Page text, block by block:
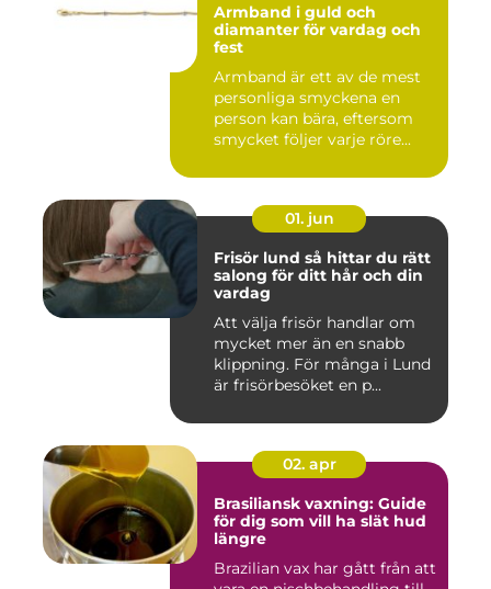
Armband i guld och
diamanter för vardag och
fest
Armband är ett av de mest
personliga smyckena en
person kan bära, eftersom
smycket följer varje röre...
01. jun
Frisör lund så hittar du rätt
salong för ditt hår och din
vardag
Att välja frisör handlar om
mycket mer än en snabb
klippning. För många i Lund
är frisörbesöket en p...
02. apr
Brasiliansk vaxning: Guide
för dig som vill ha slät hud
längre
Brazilian vax har gått från att